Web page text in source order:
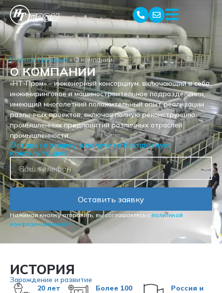
Главная страница»О компании
О КОМПАНИИ
«НТ-Пром» – инженерный консорциум, включающий в себя
инжиниринговое и машиностроительное подразделения,
имеющий многолетний положительный опыт реализации
различных проектов, включая полную реконструкцию
промышленных предприятий различных отраслей
промышленности.
Оставьте заявку и получите бесплатную
консультацию!
Оставить заявку
Нажимая кнопку отправить, вы соглашаетесь с политикой
конфиденциальности
ИСТОРИЯ
Зарождение и развитие
20 лет
Более 100
Россия и